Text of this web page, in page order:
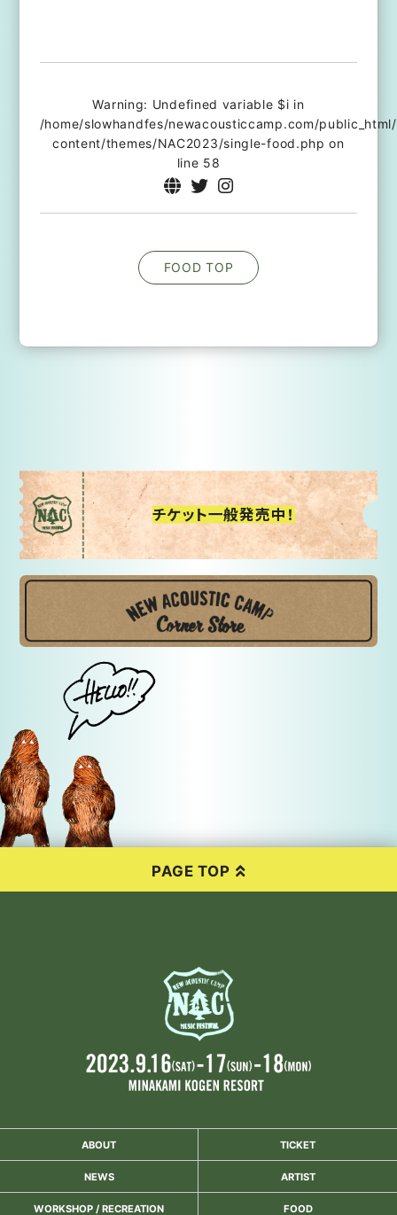
Warning: Undefined variable $i in
/home/slowhandfes/newacousticcamp.com/
content/themes/NAC2023/single-food.php on
line 58
FOOD TOP
チケット一般発売中！
PAGE TOP
ABOUT TICKET
NEWS ARTIST
WORKSHOP / RECREATION FOOD